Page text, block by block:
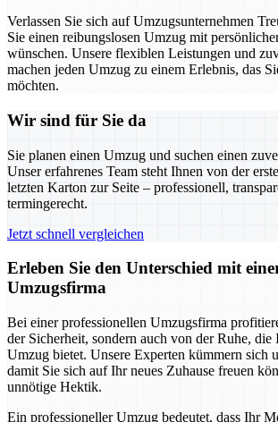
Verlassen Sie sich auf Umzugsunternehmen
Sie einen reibungslosen Umzug mit
wünschen. Unsere flexiblen Leistungen und
machen jeden Umzug zu einem Erlebnis, das
möchten.
Wir sind für Sie da
Sie planen einen Umzug und suchen einen
Unser erfahrenes Team steht Ihnen von der
letzten Karton zur Seite – professionell,
termingerecht.
Jetzt schnell vergleichen
Erleben Sie den Unterschied mit
Umzugsfirma
Bei einer professionellen Umzugsfirma
der Sicherheit, sondern auch von der Ruhe, die
Umzug bietet. Unsere Experten kümmern sich
damit Sie sich auf Ihr neues Zuhause freuen
unnötige Hektik.
Ein professioneller Umzug bedeutet, dass Ihr